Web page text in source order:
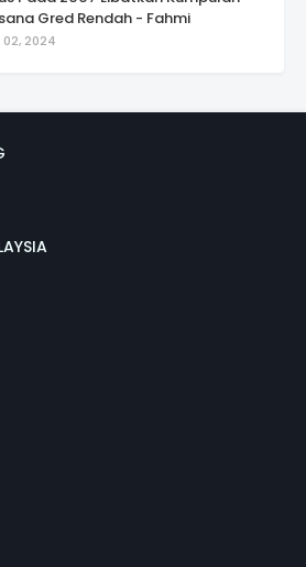
Gred Rendah - Fahmi
02, 2024